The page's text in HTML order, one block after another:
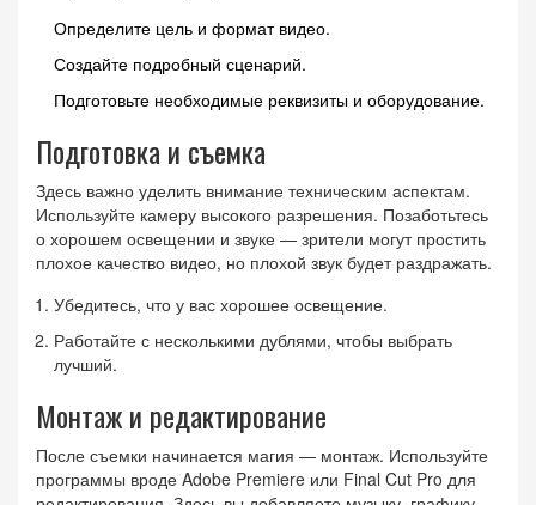
Определите цель и формат видео.
Создайте подробный сценарий.
Подготовьте необходимые реквизиты и оборудование.
Подготовка и съемка
Здесь важно уделить внимание техническим аспектам.
Используйте камеру высокого разрешения. Позаботьтесь
о хорошем освещении и звуке — зрители могут простить
плохое качество видео, но плохой звук будет раздражать.
Убедитесь, что у вас хорошее освещение.
Работайте с несколькими дублями, чтобы выбрать
лучший.
Монтаж и редактирование
После съемки начинается магия — монтаж. Используйте
программы вроде Adobe Premiere или Final Cut Pro для